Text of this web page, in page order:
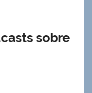
sobre